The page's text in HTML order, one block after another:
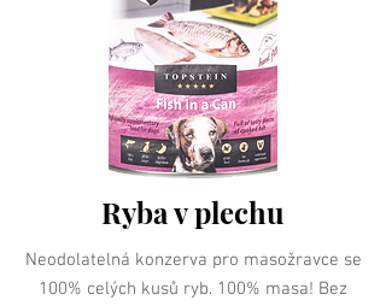
Ryba v plechu
Neodolatelná konzerva pro masožravce se
100% celých kusů ryb. 100% masa! Bez